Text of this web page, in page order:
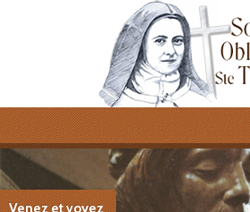
Venez et voyez